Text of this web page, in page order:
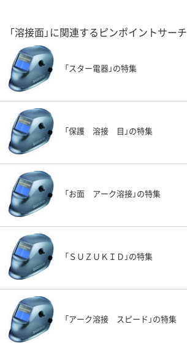
「溶接面」に関連するピンポイントサーチ
「スター電器」の特集
「保護 溶接 目」の特集
「お面 アーク溶接」の特集
「ＳＵＺＵＫＩＤ」の特集
「アーク溶接 スピード」の特集